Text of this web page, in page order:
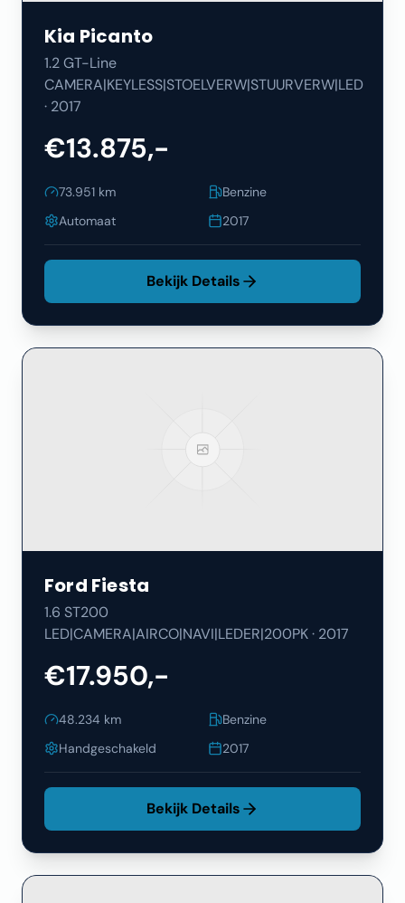
Kia Picanto
1.2 GT-Line
CAMERA|KEYLESS|STOELVERW|STUURVERW|LED
· 2017
€13.875,-
73.951 km
Benzine
Automaat
2017
Bekijk Details
Ford Fiesta
1.6 ST200
LED|CAMERA|AIRCO|NAVI|LEDER|200PK· 2017
€17.950,-
48.234 km
Benzine
Handgeschakeld
2017
Bekijk Details